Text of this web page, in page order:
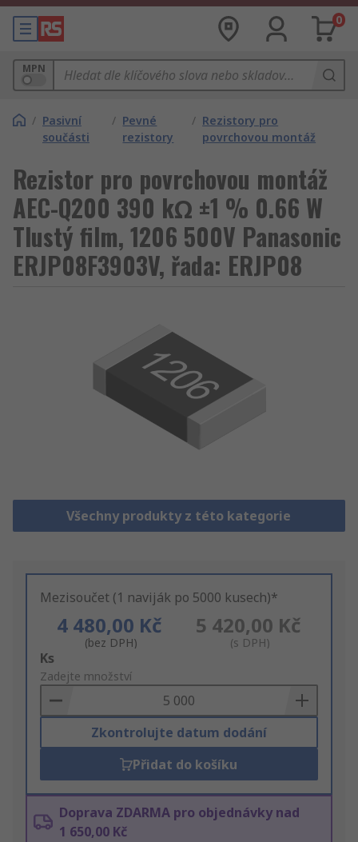
0
MPN
/ Pasivní
součásti
/ Pevné
rezistory
/ Rezistory pro
povrchovou montáž
Rezistor pro povrchovou montáž
AEC-Q200 390 kΩ ±1 % 0.66 W
Tlustý film, 1206 500V Panasonic
ERJP08F3903V, řada: ERJP08
Všechny produkty z této kategorie
Mezisoučet (1 naviják po 5000 kusech)*
4 480,00 Kč
(bez DPH)
5 420,00 Kč
(s DPH)
Add
to
Basket
Ks
Zadejte množství
Zkontrolujte datum dodání
Přidat do košíku
Doprava ZDARMA pro objednávky nad
1 650,00 Kč